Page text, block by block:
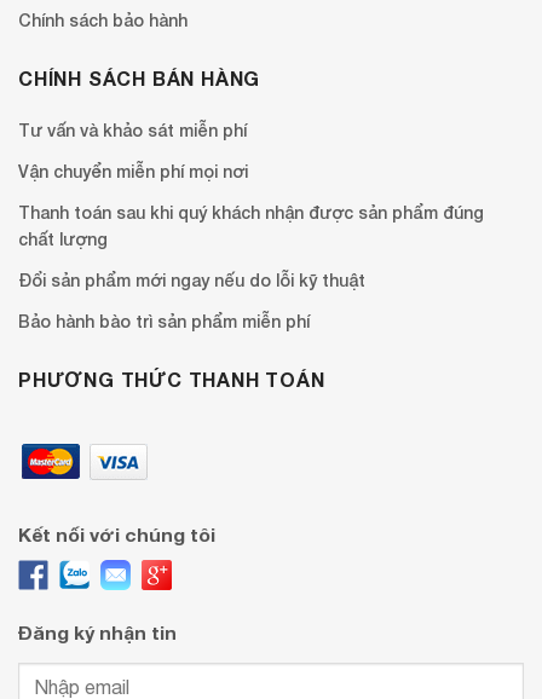
Chính sách bảo hành
CHÍNH SÁCH BÁN HÀNG
Tư vấn và khảo sát miễn phí
Vận chuyển miễn phí mọi nơi
Thanh toán sau khi quý khách nhận được sản phẩm đúng
chất lượng
Đổi sản phẩm mới ngay nếu do lỗi kỹ thuật
Bảo hành bào trì sản phẩm miễn phí
PHƯƠNG THỨC THANH TOÁN
Kết nối với chúng tôi
Đăng ký nhận tin